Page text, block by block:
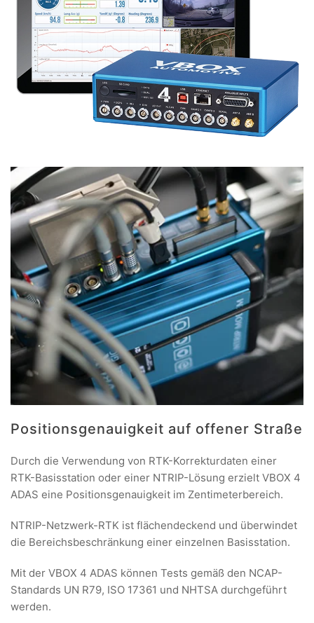
Positionsgenauigkeit auf offener Straße
Durch die Verwendung von RTK-Korrekturdaten einer
RTK-Basisstation oder einer NTRIP-Lösung erzielt VBOX 4
ADAS eine Positionsgenauigkeit im Zentimeterbereich.
NTRIP-Netzwerk-RTK ist flächendeckend und überwindet
die Bereichsbeschränkung einer einzelnen Basisstation.
Mit der VBOX 4 ADAS können Tests gemäß den NCAP-
Standards UN R79, ISO 17361 und NHTSA durchgeführt
werden.